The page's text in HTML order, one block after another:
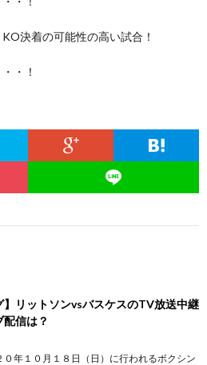
決着の可能性の高い試合！
・！
】リットソンvsバスケスのTV放送中継
信は？
０年１０月１８日（日）に行われるボクシン